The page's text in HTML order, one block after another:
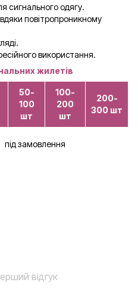
сигнального одягу.
повітропроникному
використання.
жилетів
50-
100
шт
100-
200
шт
200-
300 шт
під замовлення
відгук